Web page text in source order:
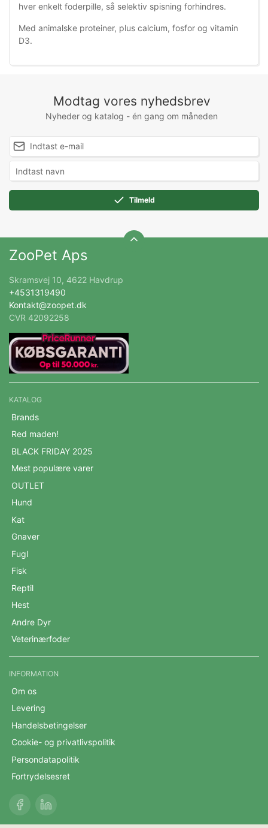
hver enkelt foderpille, så selektiv spisning forhindres.
Med animalske proteiner, plus calcium, fosfor og vitamin
D3.
Modtag vores nyhedsbrev
Nyheder og katalog - én gang om måneden
Tilmeld
ZooPet Aps
Skramsvej 10, 4622 Havdrup
+4531319490
Kontakt@zoopet.dk
CVR 42092258
KATALOG
Brands
Red maden!
BLACK FRIDAY 2025
Mest populære varer
OUTLET
Hund
Kat
Gnaver
Fugl
Fisk
Reptil
Hest
Andre Dyr
Veterinærfoder
INFORMATION
Om os
Levering
Handelsbetingelser
Cookie- og privatlivspolitik
Persondatapolitik
Fortrydelsesret